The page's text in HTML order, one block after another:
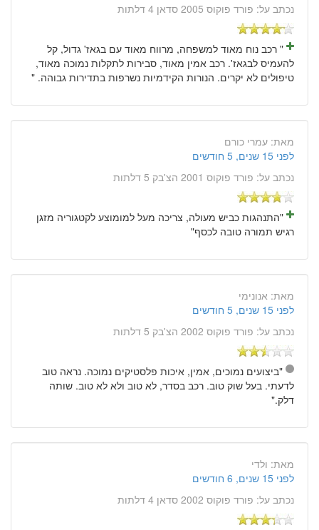
נכתב על: פורד פוקוס 2005 סדאן 4 דלתות
" רכב נוח מאוד למשפחה, מרווח מאוד עם בגאז' גדול, קל
להעמיס לבגאז'. רכב אמין מאוד, סבירות לתקלות נמוכה מאוד,
טיפולים לא יקרים. הנורות הקידמיות נשרפות בתדירות גבוהה. "
מאת: עמרי כורם
לפני 15 שנים, 5 חודשים
נכתב על: פורד פוקוס 2001 הצ'בק 5 דלתות
"התנהגות כביש מעולה, צריכה מעל למומוצע לקטגוריה מזגן
רגיש תמורה טובה לכסף"
מאת: אנונימי
לפני 15 שנים, 5 חודשים
נכתב על: פורד פוקוס 2002 הצ'בק 5 דלתות
"ביצועים נמוכים, אמין, איכות פלסטיקים נמוכה. נראה טוב
לדעתי. בעל שוק טוב. רכב בסדר, לא טוב ולא לא טוב. שותה
דלק."
מאת: ולדי
לפני 15 שנים, 6 חודשים
נכתב על: פורד פוקוס 2002 סדאן 4 דלתות